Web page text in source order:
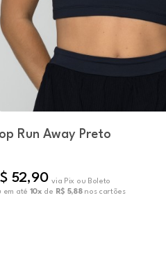
Run Away Preto
52,90 via Pix ou Boleto
em até 10x de R$ 5,88nos cartões